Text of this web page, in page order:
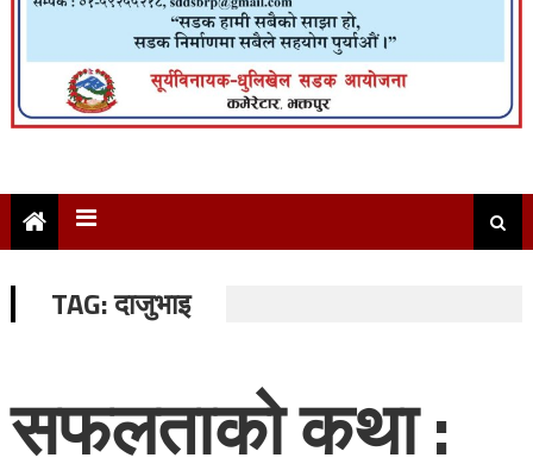
TAG:दाजुभाइ
सफलताको कथा :